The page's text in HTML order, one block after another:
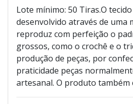
Lote mínimo: 50 Tiras.O
desenvolvido através de uma
reproduz com perfeição o
grossos, como o crochê e o
produção de peças, por
praticidade peças
artesanal. O produto também